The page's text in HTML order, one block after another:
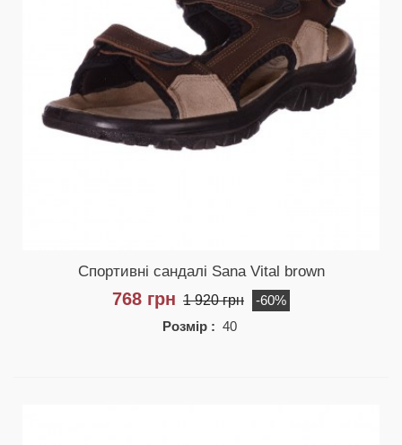
Спортивні сандалі Sana Vital brown
768 грн 1 920 грн
-60%
Розмір : 40